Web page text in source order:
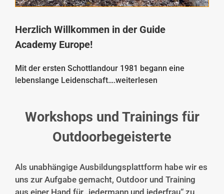
Herzlich Willkommen in der Guide
Academy Europe!
Mit der ersten Schottlandour 1981 begann eine
lebenslange Leidenschaft….weiterlesen
Workshops und Trainings für
Outdoorbegeisterte
Als unabhängige Ausbildungsplattform habe wir es
uns zur Aufgabe gemacht, Outdoor und Training
aus einer Hand für „jedermann und jederfrau“ zu